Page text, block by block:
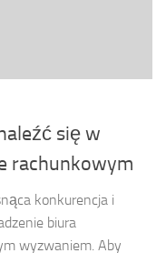
się w
rachunkowym
konkurencja i
biura
wyzwaniem. Aby